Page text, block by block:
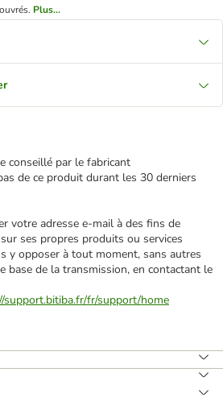
Plus...
conseillé par le fabricant
de ce produit durant les 30 derniers
votre adresse e‑mail à des fins de
ses propres produits ou services
y opposer à tout moment, sans autres
base de la transmission, en contactant le
support.bitiba.fr/fr/support/home